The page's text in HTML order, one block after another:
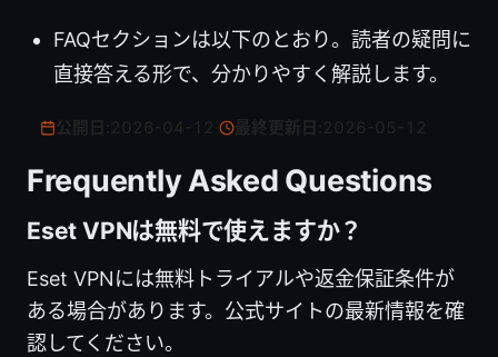
FAQセクションは以下のとおり。読者の疑問に
直接答える形で、分かりやすく解説します。
最終更新日:
Frequently Asked Questions
Eset VPNは無料で使えますか？
Eset VPNには無料トライアルや返金保証条件が
ある場合があります。公式サイトの最新情報を確
認してください。